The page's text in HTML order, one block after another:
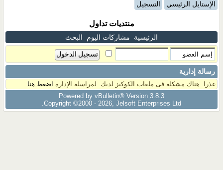
الإستايل الرئيسي التسجيل
منتديات تداول
الرئيسية مشاركات اليوم البحث
رسالة إدارية
عذرا. هناك مشكلة فى ملفات الكوكيز لديك. لمراسلة الإدارة اضغط هنا
Powered by vBulletin® Version 3.8.3
Copyright ©2000 - 2026, Jelsoft Enterprises Ltd.